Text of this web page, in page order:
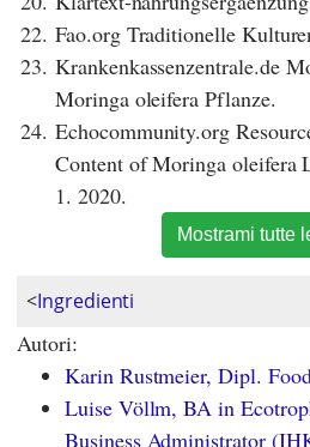
22. Fao.org Traditionelle
23. Krankenkassenzentrale.de
Moringa oleifera Pflanze.
24. Echocommunity.org
Content of Moringa oleifera
1. 2020.
Mostrami tutte
<Ingredienti
Autori:
Karin Rustmeier, Dipl.
Luise Völlm, BA in
Business Administrator